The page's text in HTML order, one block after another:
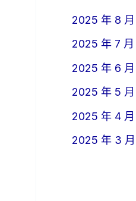
2025 年 8 月
2025 年 7 月
2025 年 6 月
2025 年 5 月
2025 年 4 月
2025 年 3 月